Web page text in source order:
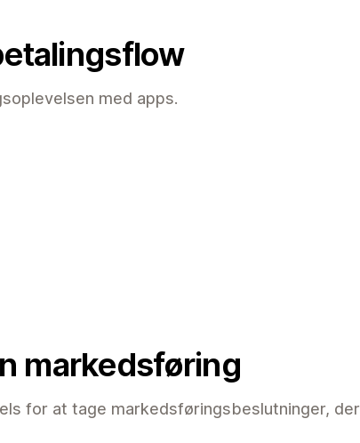
med apps.
markedsføring
for at tage markedsføringsbeslutninger, der